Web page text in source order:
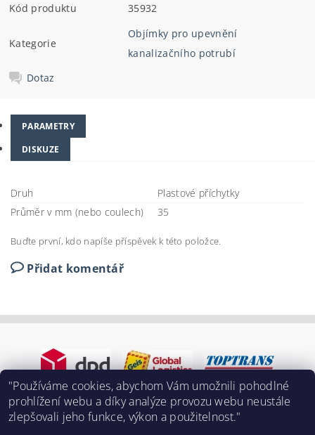
Kód produktu 35932
Kategorie
Objímky pro upevnění
kanalizačního potrubí
Dotaz
PARAMETRY
DISKUZE
Druh
Plastové příchytky
Průměr v mm (nebo coulech)
35
Buďte první, kdo napíše příspěvek k této položce.
Přidat komentář
"Používáme cookies, abychom Vám umožnili pohodlné
prohlížení webu a díky analýze provozu webu neustále
zlepšovali jeho funkce, výkon a použitelnost."